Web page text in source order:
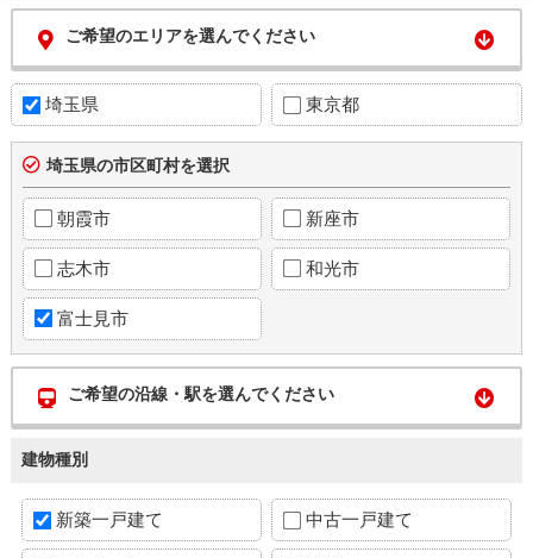
ご希望のエリアを選んでください
埼玉県 東京都
埼玉県の市区町村を選択
朝霞市 新座市
志木市 和光市
富士見市
ご希望の沿線・駅を選んでください
建物種別
新築一戸建て 中古一戸建て